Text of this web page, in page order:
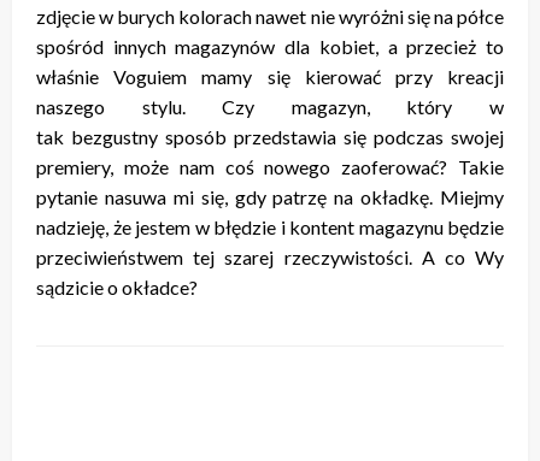
zdjęcie w burych kolorach nawet nie wyróżni się na półce
spośród innych magazynów dla kobiet, a przecież to
właśnie Voguiem mamy się kierować przy kreacji
naszego stylu. Czy magazyn, który w
tak bezgustny sposób przedstawia się podczas swojej
premiery, może nam coś nowego zaoferować? Takie
pytanie nasuwa mi się, gdy patrzę na okładkę. Miejmy
nadzieję, że jestem w błędzie i kontent magazynu będzie
przeciwieństwem tej szarej rzeczywistości. A co Wy
sądzicie o okładce?